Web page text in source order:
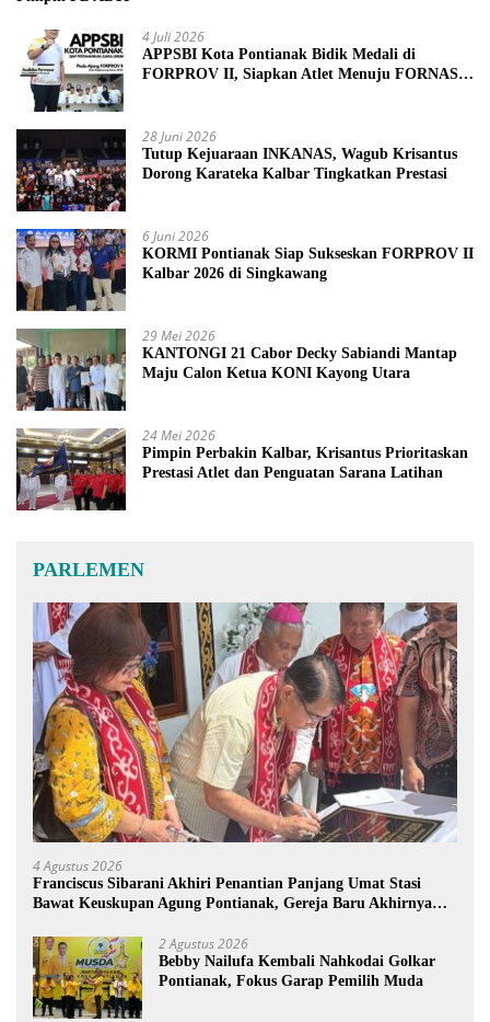
4 Juli 2026
APPSBI Kota Pontianak Bidik Medali di
FORPROV II, Siapkan Atlet Menuju FORNAS
28 Juni 2026
Tutup Kejuaraan INKANAS, Wagub Krisantus
Dorong Karateka Kalbar Tingkatkan Prestasi
6 Juni 2026
KORMI Pontianak Siap Sukseskan FORPROV II
Kalbar 2026 di Singkawang
29 Mei 2026
KANTONGI 21 Cabor Decky Sabiandi Mantap
Maju Calon Ketua KONI Kayong Utara
24 Mei 2026
Pimpin Perbakin Kalbar, Krisantus Prioritaskan
Prestasi Atlet dan Penguatan Sarana Latihan
PARLEMEN
4 Agustus 2026
Franciscus Sibarani Akhiri Penantian Panjang Umat Stasi
Bawat Keuskupan Agung Pontianak, Gereja Baru Akhirnya
2 Agustus 2026
Bebby Nailufa Kembali Nahkodai Golkar
Pontianak, Fokus Garap Pemilih Muda